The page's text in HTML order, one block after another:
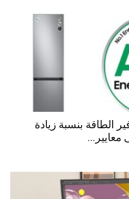
الطاقة بنسبة زيادة